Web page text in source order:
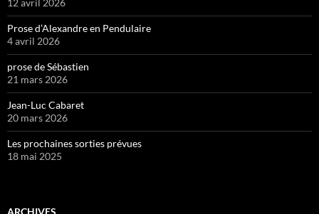
Prose d’Alexandre en Pendulaire
4 avril 2026
prose de Sébastien
21 mars 2026
Jean-Luc Cabaret
20 mars 2026
Les prochaines sorties prévues
18 mai 2025
ARCHIVES